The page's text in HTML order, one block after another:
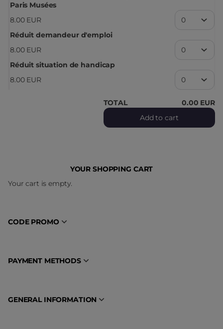
Paris Musées
8.00 EUR
Réduit demandeur d'emploi
8.00 EUR
Réduit situation de handicap
8.00 EUR
TOTAL 0.00 EUR
Add to cart
YOUR SHOPPING CART
Your cart is empty.
CODE PROMO
PAYMENT METHODS
GENERAL INFORMATION